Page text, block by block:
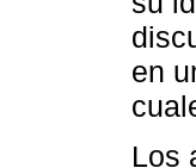
en
Los